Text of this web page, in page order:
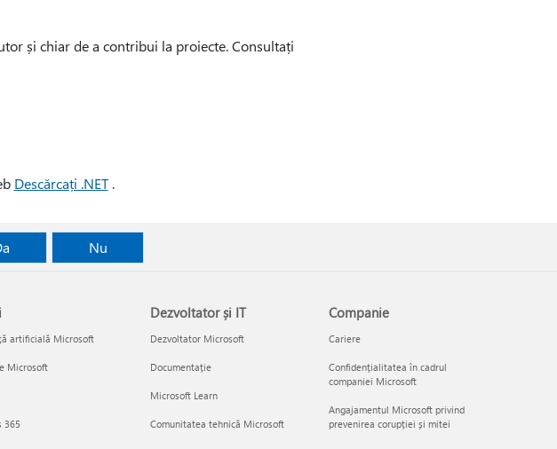
și chiar de a contribui la proiecte. Consultați
Descărcați .NET.
Nu
artificială Microsoft
Microsoft
365
Dezvoltator și IT
Dezvoltator Microsoft
Documentație
Microsoft Learn
Comunitatea tehnică Microsoft
Companie
Cariere
Confidențialitatea în cadrul
companiei Microsoft
Angajamentul Microsoft privind
prevenirea corupției și mitei